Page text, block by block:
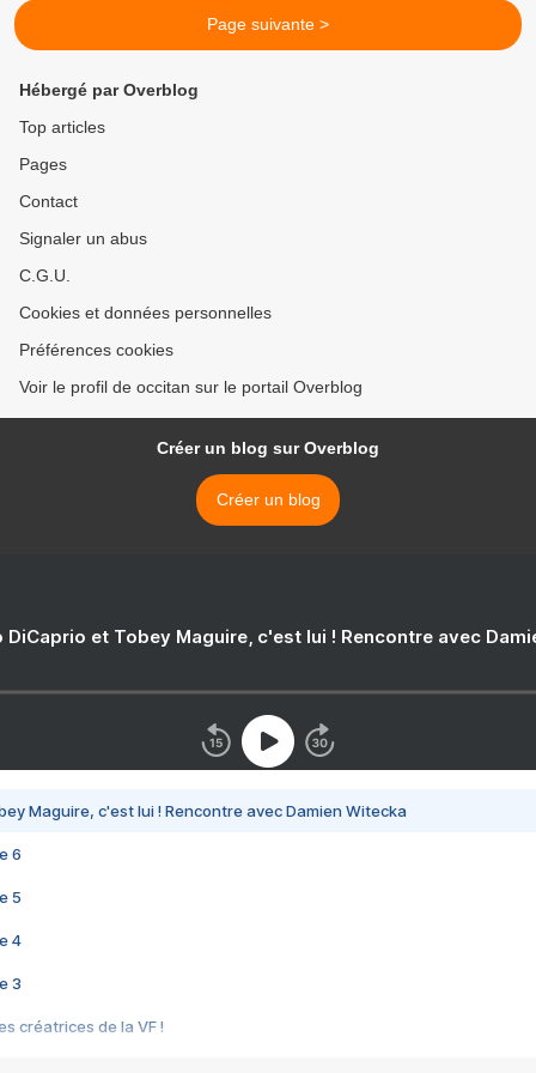
Page suivante >
Hébergé par Overblog
Top articles
Pages
Contact
Signaler un abus
C.G.U.
Cookies et données personnelles
Préférences cookies
Voir le profil de occitan sur le portail Overblog
Créer un blog sur Overblog
Créer un blog
DiCaprio et Tobey Maguire, c'est lui ! Rencontre avec
Maguire, c'est lui ! Rencontre avec Damien Witecka
6
5
4
3
créatrices de la VF !